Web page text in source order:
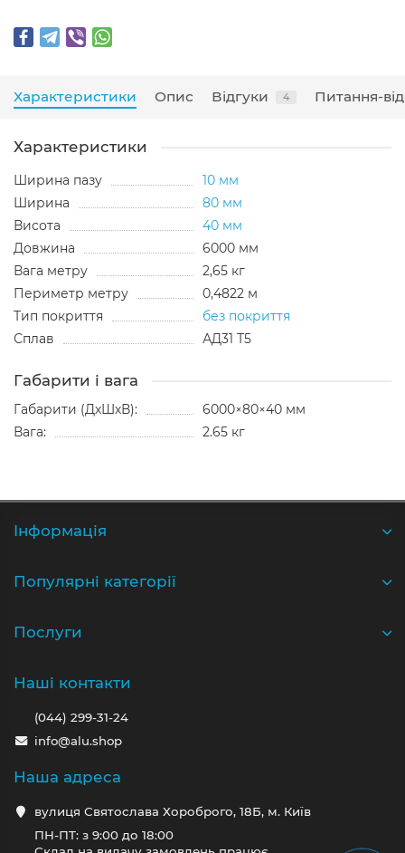
Характеристики Опис Відгуки 4 Питання-
Характеристики
Ширина пазу
10 мм
Ширина
80 мм
Висота
40 мм
Довжина
6000 мм
Вага метру
2,65 кг
Периметр метру
0,4822 м
Тип покриття
без покриття
Сплав
АД31 Т5
Габарити і вага
Габарити (ДхШхВ):
6000×80×40 мм
Вага:
2.65 кг
Iнформація
Популярні категорії
Послуги
Наші контакти
(044) 299-31-24
info@alu.shop
Наша адреса
вулиця Святослава Хороброго, 18Б, м. Київ
ПН-ПТ: з 9:00 до 18:00